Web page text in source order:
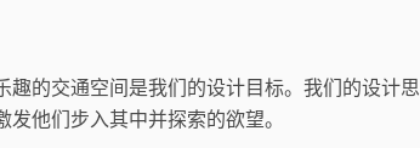
的交通空间是我们的设计目标。我们的设计思
他们步入其中并探索的欲望。